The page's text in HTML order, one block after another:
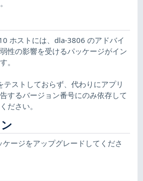
ホストには、dla-3806 のアドバイ
性の影響を受けるパッケージがイン
。
テストしておらず、代わりにアプリ
するバージョン番号にのみ依存して
ださい。
ージをアップグレードしてくださ